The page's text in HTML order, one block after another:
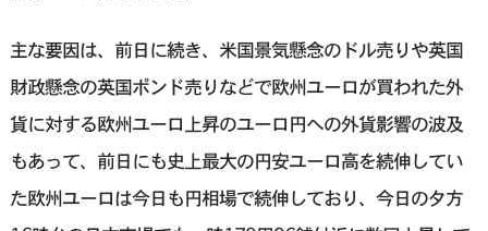
主な要因は、前日に続き、米国景気懸念のドル売りや英国
財政懸念の英国ポンド売りなどで欧州ユーロが買われた外
貨に対する欧州ユーロ上昇のユーロ円への外貨影響の波及
もあって、前日にも史上最大の円安ユーロ高を続伸してい
た欧州ユーロは今日も円相場で続伸しており、今日の夕方